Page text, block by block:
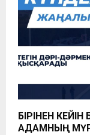
БІРІНЕН КЕЙІН
АДАМНЫҢ